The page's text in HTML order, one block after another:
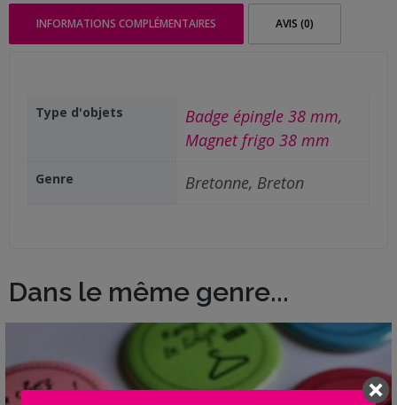
INFORMATIONS COMPLÉMENTAIRES AVIS (0)
Type d'objets Badge épingle 38 mm,
Magnet frigo 38 mm
Genre Bretonne, Breton
Dans le même genre...